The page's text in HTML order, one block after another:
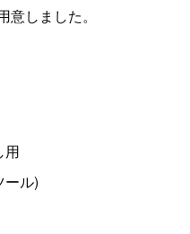
しました。
用
ール)